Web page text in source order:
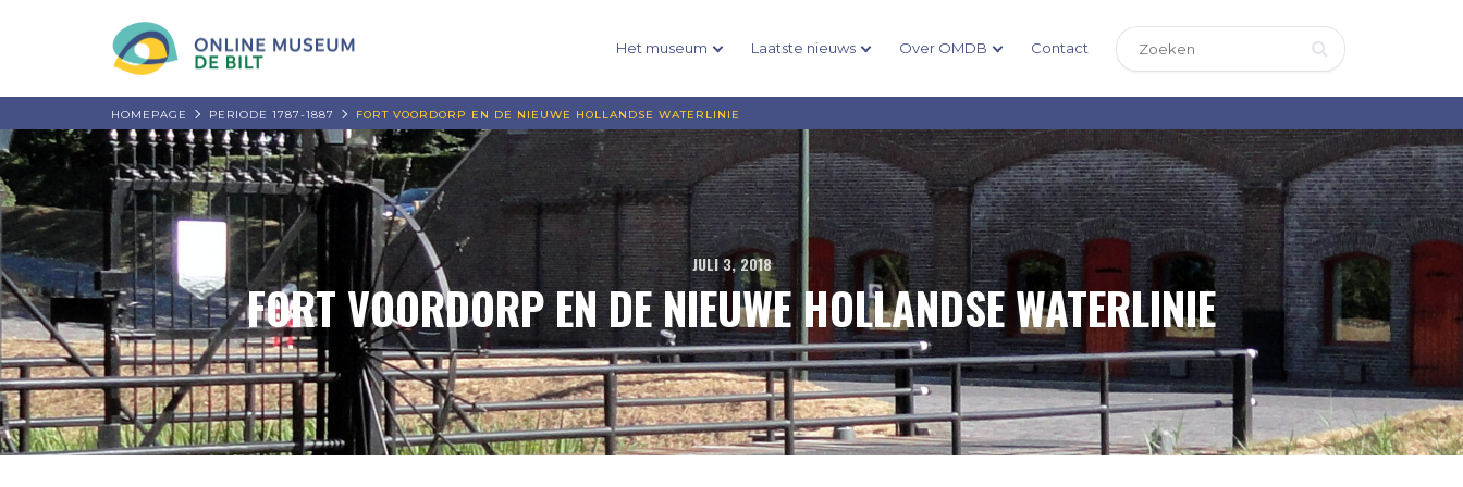
Het museum Laatste nieuws Over OMDB Contact
HOMEPAGE PERIODE 1787-1887 FORT VOORDORP EN DE NIEUWE HOLLANDSE WATERLINIE
JULI 3, 2018
FORT VOORDORP EN DE NIEUWE HOLLANDSE WATERLINIE